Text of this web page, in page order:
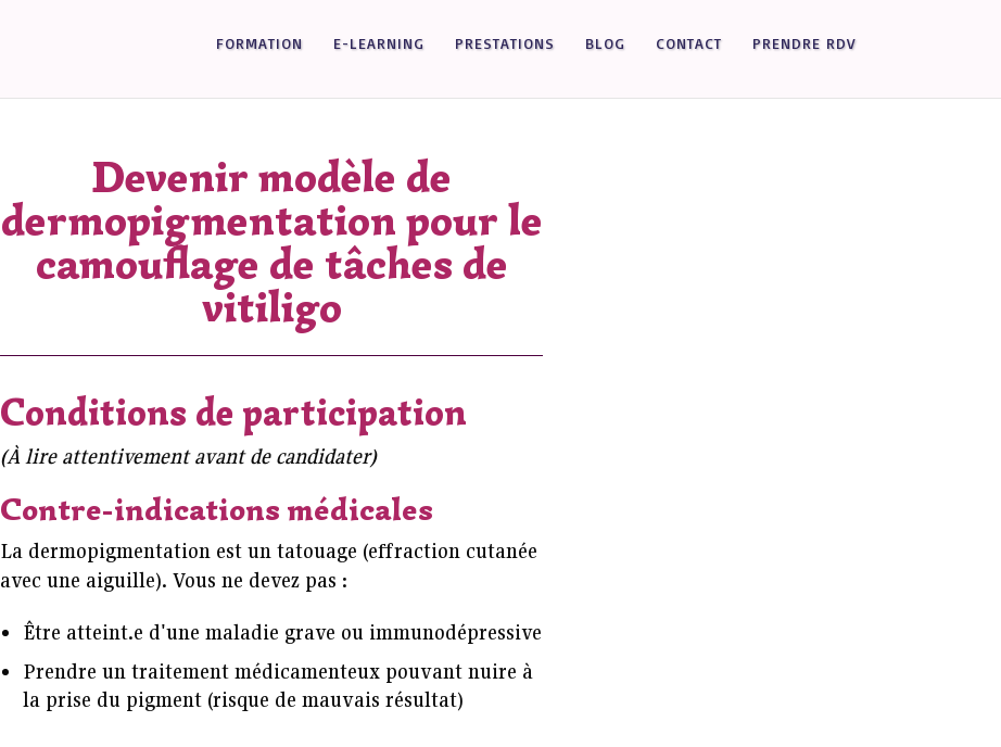
FORMATION E-LEARNING PRESTATIONS BLOG CONTACT PRENDRE RDV
Devenir modèle de
dermopigmentation pour le
camouflage de tâches de
vitiligo
Conditions de participation
(À lire attentivement avant de candidater)
Contre-indications médicales
La dermopigmentation est un tatouage (effraction cutanée
avec une aiguille). Vous ne devez pas :
Être atteint.e d'une maladie grave ou immunodépressive
Prendre un traitement médicamenteux pouvant nuire à
la prise du pigment (risque de mauvais résultat)